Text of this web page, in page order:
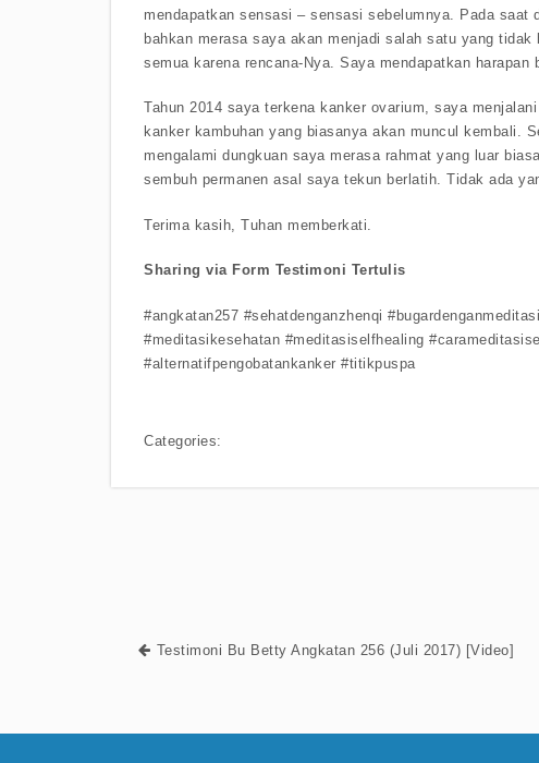
mendapatkan sensasi – sensasi sebelumnya. Pada
bahkan merasa saya akan menjadi salah satu yang
semua karena rencana-Nya. Saya mendapatkan harapan
Tahun 2014 saya terkena kanker ovarium, saya
kanker kambuhan yang biasanya akan muncul kembali.
mengalami dungkuan saya merasa rahmat yang luar
sembuh permanen asal saya tekun berlatih. Tidak ada
Terima kasih, Tuhan memberkati.
Sharing via Form Testimoni Tertulis
#angkatan257 #sehatdenganzhenqi
#meditasikesehatan #meditasiselfhealing
#alternatifpengobatankanker #titikpuspa
Categories:
Testimoni Bu Betty Angkatan 256 (Juli 2017) [Video]